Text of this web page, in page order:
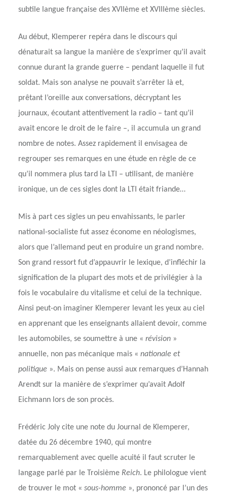
subtile langue française des XVIIème et XVIIIème siècles.
Au début, Klemperer repéra dans le discours qui
dénaturait sa langue la manière de s’exprimer qu’il avait
connue durant la grande guerre – pendant laquelle il fut
soldat. Mais son analyse ne pouvait s’arrêter là et,
prêtant l’oreille aux conversations, décryptant les
journaux, écoutant attentivement la radio – tant qu’il
avait encore le droit de le faire –, il accumula un grand
nombre de notes. Assez rapidement il envisagea de
regrouper ses remarques en une étude en règle de ce
qu’il nommera plus tard la LTI – utilisant, de manière
ironique, un de ces sigles dont la LTI était friande…
Mis à part ces sigles un peu envahissants, le parler
national-socialiste fut assez économe en néologismes,
alors que l’allemand peut en produire un grand nombre.
Son grand ressort fut d’appauvrir le lexique, d’infléchir la
signification de la plupart des mots et de privilégier à la
fois le vocabulaire du vitalisme et celui de la technique.
Ainsi peut-on imaginer Klemperer levant les yeux au ciel
en apprenant que les enseignants allaient devoir, comme
les automobiles, se soumettre à une « révision»
annuelle, non pas mécanique mais « nationale et
politique ». Mais on pense aussi aux remarques d’Hannah
Arendt sur la manière de s’exprimer qu’avait Adolf
Eichmann lors de son procès.
Frédéric Joly cite une note du Journal de Klemperer,
datée du 26 décembre 1940, qui montre
remarquablement avec quelle acuité il faut scruter le
langage parlé par le Troisième Reich. Le philologue vient
de trouver le mot « sous-homme », prononcé par l’un des